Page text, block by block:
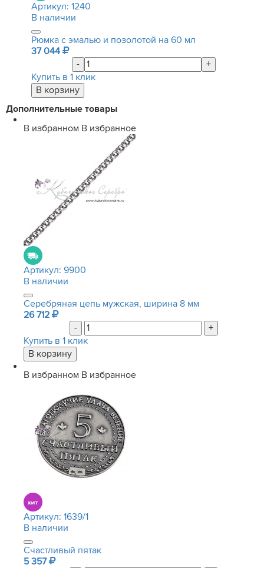
Артикул: 1240
В наличии
Рюмка с эмалью и позолотой на 60 мл
37 044
-
+
Купить в 1 клик
Дополнительные товары
В избранном В избранное
Артикул: 9900
В наличии
Серебряная цепь мужская, ширина 8 мм
26 712
-
+
Купить в 1 клик
В избранном В избранное
Артикул: 1639/1
В наличии
Счастливый пятак
5 357